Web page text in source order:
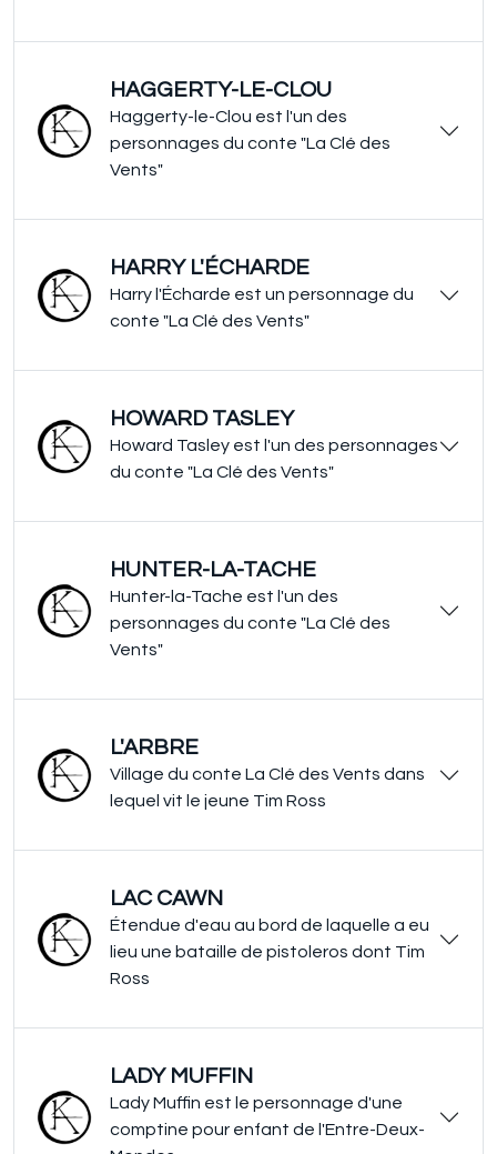
HAGGERTY-LE-CLOU
Haggerty-le-Clou est l'un des
personnages du conte "La Clé des
Vents"
HARRY L'ÉCHARDE
Harry l'Écharde est un personnage du
conte "La Clé des Vents"
HOWARD TASLEY
Howard Tasley est l'un des personnages
du conte "La Clé des Vents"
HUNTER-LA-TACHE
Hunter-la-Tache est l'un des
personnages du conte "La Clé des
Vents"
L'ARBRE
Village du conte La Clé des Vents dans
lequel vit le jeune Tim Ross
LAC CAWN
Étendue d'eau au bord de laquelle a eu
lieu une bataille de pistoleros dont Tim
Ross
LADY MUFFIN
Lady Muffin est le personnage d'une
comptine pour enfant de l'Entre-Deux-